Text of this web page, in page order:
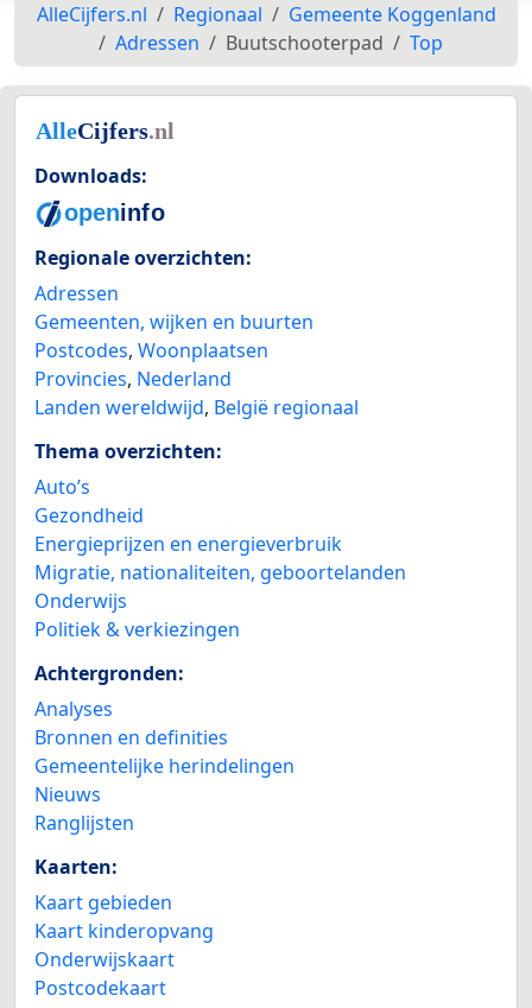
AlleCijfers.nl Regionaal
Gemeente Koggenland
Adressen
Buutschooterpad Top
Downloads:
Regionale overzichten:
Adressen
Gemeenten, wijken en buurten
Postcodes, Woonplaatsen
Provincies, Nederland
Landen wereldwijd, België regionaal
Thema overzichten:
Auto’s
Gezondheid
Energieprijzen en energieverbruik
Migratie, nationaliteiten, geboortelanden
Onderwijs
Politiek & verkiezingen
Achtergronden:
Analyses
Bronnen en definities
Gemeentelijke herindelingen
Nieuws
Ranglijsten
Kaarten:
Kaart gebieden
Kaart kinderopvang
Onderwijskaart
Postcodekaart